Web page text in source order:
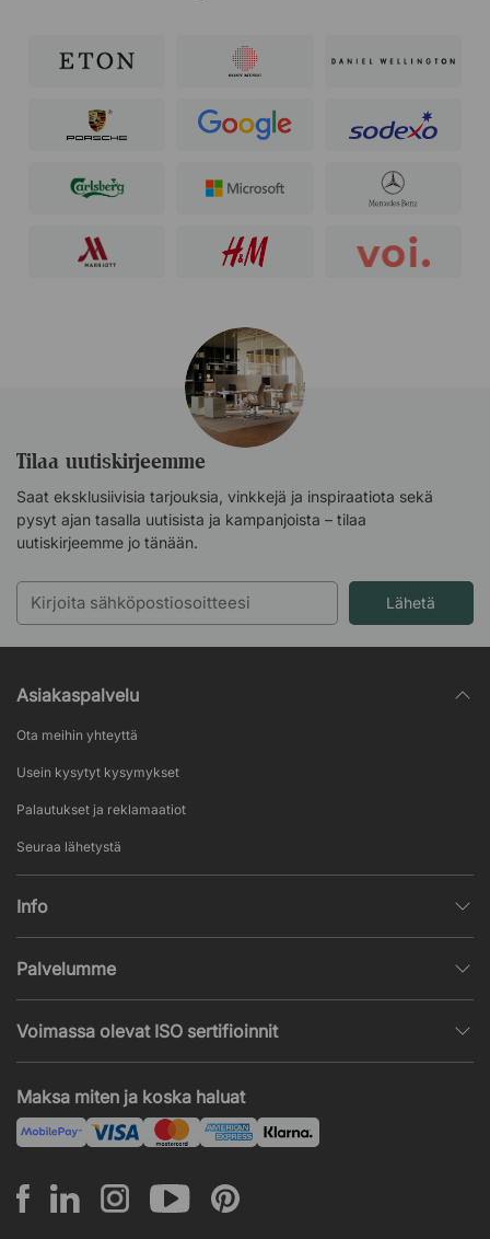
Tilaa uutiskirjeemme
Saat eksklusiivisia tarjouksia, vinkkejä ja inspiraatiota sekä
pysyt ajan tasalla uutisista ja kampanjoista – tilaa
uutiskirjeemme jo tänään.
Lähetä
Asiakaspalvelu
Ota meihin yhteyttä
Usein kysytyt kysymykset
Palautukset ja reklamaatiot
Seuraa lähetystä
Info
Suosittuja sivuja
Palvelumme
Asennus
Maksa miten ja koska haluat
Voimassa olevat ISO sertifioinnit
ISO 14001
ISO 45001